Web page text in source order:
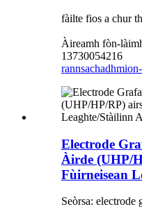
fàilte fios a chur
Àireamh fòn-
13730054216
rannsachadh
Electrode
Àirde (UHP/
Fùirneisean
Seòrsa: electrode